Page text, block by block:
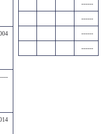
------
------
------
------